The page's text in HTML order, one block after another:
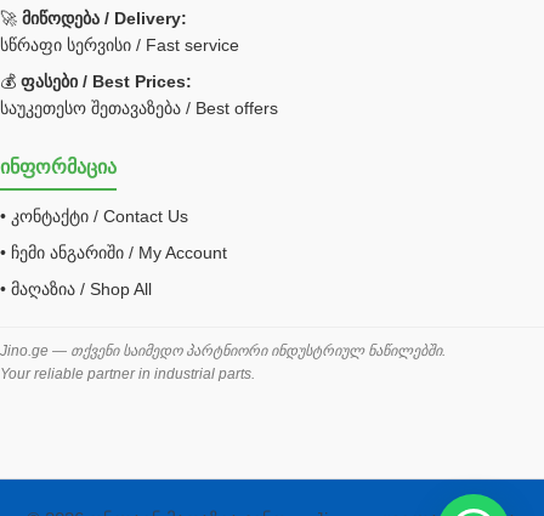
Caterpillar ფილტრი
JCB ფილტრი
ქვაბი გათბობა მილები
შემაერთებელი / გადამყვანი UNF ORFS
შემაერთებელი BSPP /გადამყვანი
შესაფუთი მანქანა ვაკუმით
შლანგი
საწვავის შლანგი
🚀 მიწოდება / Delivery:
სწრაფი სერვისი / Fast service
💰 ფასები / Best Prices:
საუკეთესო შეთავაზება / Best offers
ინფორმაცია
• კონტაქტი / Contact Us
• ჩემი ანგარიში / My Account
• მაღაზია / Shop All
Jino.ge — თქვენი საიმედო პარტნიორი ინდუსტრიულ ნაწილებში.
Your reliable partner in industrial parts.